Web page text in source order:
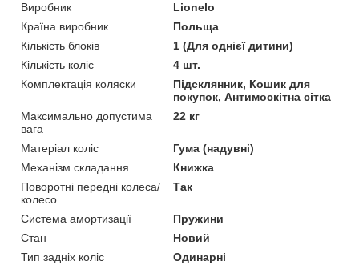
Виробник
Lionelo
Країна виробник
Польща
Кількість блоків
1 (Для однієї дитини)
Кількість коліс
4 шт.
Комплектація коляски
Підсклянник, Кошик для
покупок, Антимоскітна сітка
Максимально допустима
вага
22 кг
Матеріал коліс
Гума (надувні)
Механізм складання
Книжка
Поворотні передні колеса/
колесо
Так
Система амортизації
Пружини
Стан
Новий
Тип задніх коліс
Одинарні